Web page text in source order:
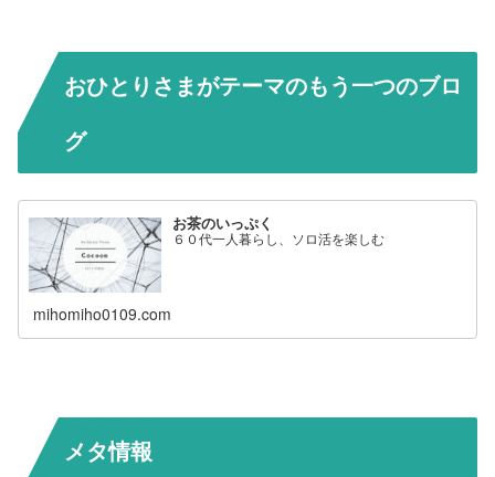
おひとりさまがテーマのもう一つのブロ
グ
お茶のいっぷく
６０代一人暮らし、ソロ活を楽しむ
mihomiho0109.com
メタ情報